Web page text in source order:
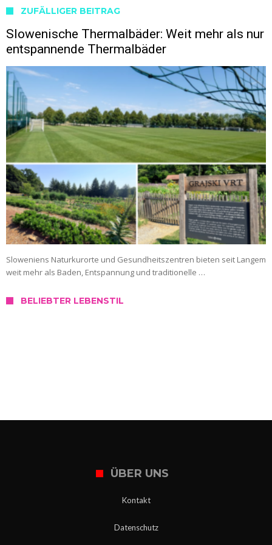
ZUFÄLLIGER BEITRAG
Slowenische Thermalbäder: Weit mehr als nur
entspannende Thermalbäder
Sloweniens Naturkurorte und Gesundheitszentren bieten seit Langem
weit mehr als Baden, Entspannung und traditionelle …
BELIEBTER LEBENSTIL
ÜBER UNS
Kontakt
Datenschutz